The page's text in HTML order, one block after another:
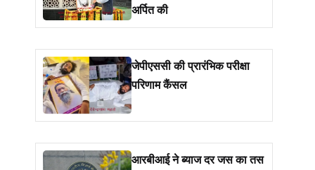
अर्पित की
जेपीएससी की प्रारंभिक परीक्षा
परिणाम कैंसल
आरबीआई ने ब्याज दर जस का तस